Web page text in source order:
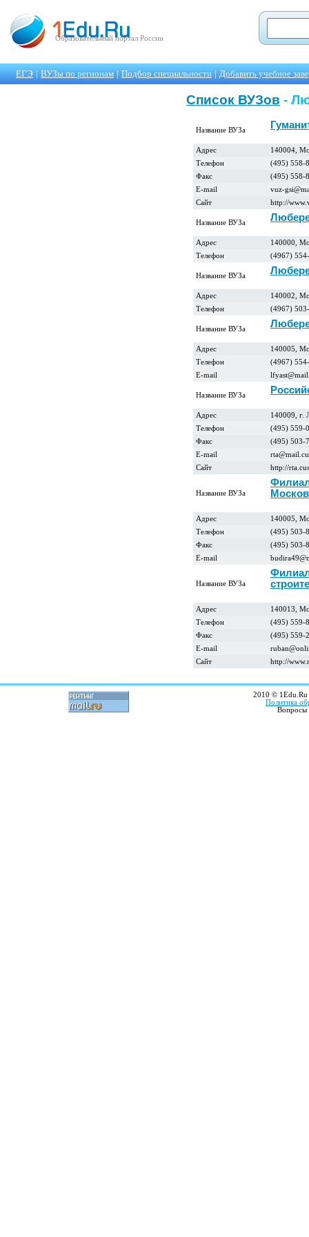
Образовательный портал России
ЕГЭ | ВУЗы по регионам | Подбор специальности | Добавить учебное
Список ВУЗов -
Название ВУЗа
Адрес
140004,
Телефон
(495) 558-
Факс
(495) 558-
E-mail
vuz-
Сайт
http://
Название ВУЗа
Адрес
140000,
Телефон
(4967)
Название ВУЗа
Адрес
140002,
Телефон
(4967)
Название ВУЗа
Адрес
140005,
Телефон
(4967)
E-mail
Название ВУЗа
Адрес
140009, г.
Телефон
(495) 559-
Факс
(495) 503-
E-mail
Сайт
http://
Название ВУЗа
Адрес
140005,
Телефон
(495) 503-
Факс
(495) 503-
E-mail
Название ВУЗа
Адрес
140013,
Телефон
(495) 559-
Факс
(495) 559-
E-mail
Сайт
http://
2010 © 1Edu.Ru
Политика
Вопросы